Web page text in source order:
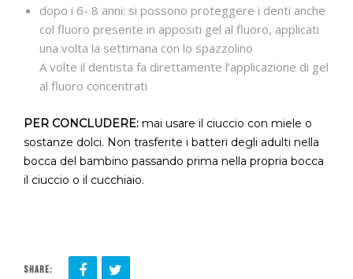
dopo i 6- 8 anni: si possono proteggere i denti anche
col fluoro presente in appositi gel al fluoro, applicati
una volta la settimana con lo spazzolino
A volte il dentista fa direttamente l’applicazione di gel
al fluoro concentrati
PER CONCLUDERE: mai usare il ciuccio con miele o
sostanze dolci. Non trasferite i batteri degli adulti nella
bocca del bambino passando prima nella propria bocca
il ciuccio o il cucchiaio.
SHARE: